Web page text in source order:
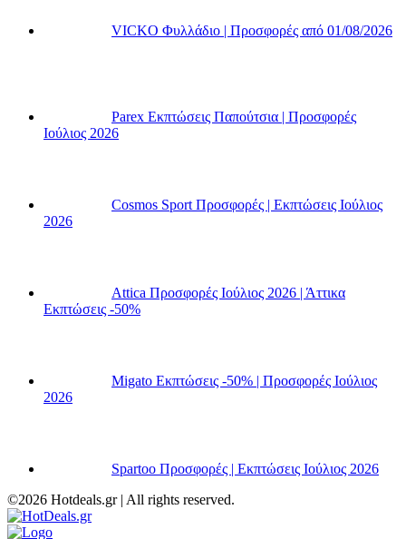
VICKO Φυλλάδιο | Προσφορές από 01/08/2026
Parex Εκπτώσεις Παπούτσια | Προσφορές
Ιούλιος 2026
Cosmos Sport Προσφορές | Εκπτώσεις Ιούλιος
2026
Attica Προσφορές Ιούλιος 2026 | Άττικα
Εκπτώσεις -50%
Migato Εκπτώσεις -50% | Προσφορές Ιούλιος
2026
Spartoo Προσφορές | Εκπτώσεις Ιούλιος 2026
©2026 Hotdeals.gr | All rights reserved.